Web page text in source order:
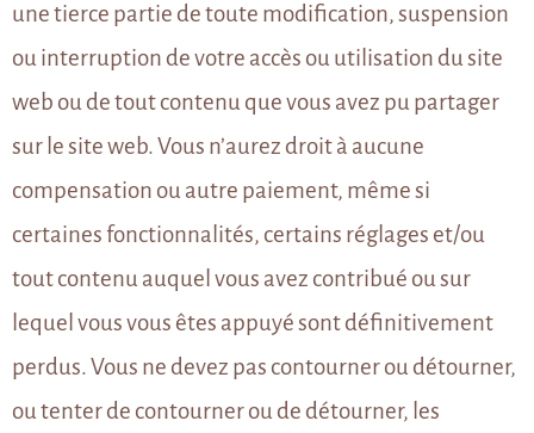
une tierce partie de toute modification, suspension
ou interruption de votre accès ou utilisation du site
web ou de tout contenu que vous avez pu partager
sur le site web. Vous n’aurez droit à aucune
compensation ou autre paiement, même si
certaines fonctionnalités, certains réglages et/ou
tout contenu auquel vous avez contribué ou sur
lequel vous vous êtes appuyé sont définitivement
perdus. Vous ne devez pas contourner ou détourner,
ou tenter de contourner ou de détourner, les